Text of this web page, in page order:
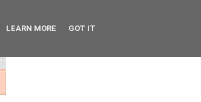
LEARN MORE GOT IT